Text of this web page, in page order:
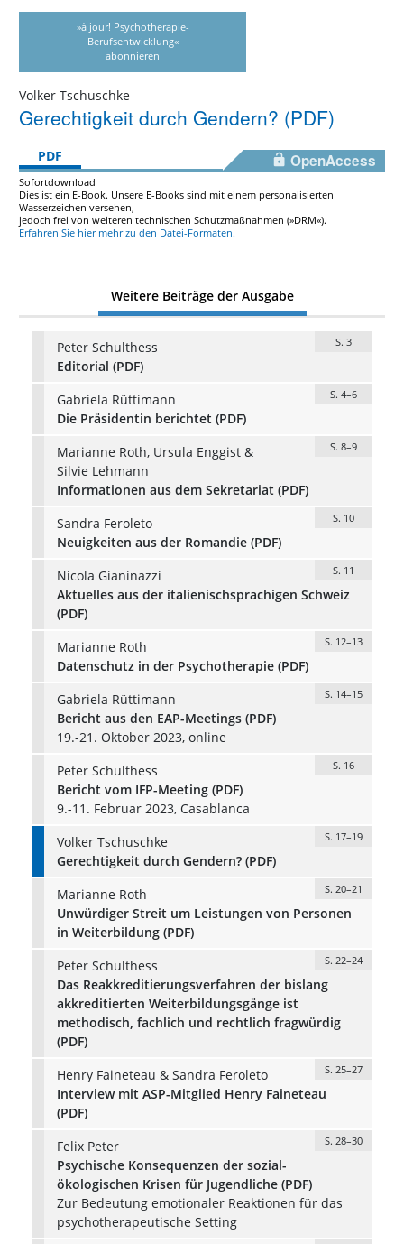
»à jour! Psychotherapie-
Berufsentwicklung«
abonnieren
Volker Tschuschke
Gerechtigkeit durch Gendern? (PDF)
PDF OpenAccess
Sofortdownload
Dies ist ein E-Book. Unsere E-Books sind mit einem personalisierten
Wasserzeichen versehen,
jedoch frei von weiteren technischen Schutzmaßnahmen (»DRM«).
Erfahren Sie hier mehr zu den Datei-Formaten.
Weitere Beiträge der Ausgabe
Peter Schulthess S. 3
Editorial (PDF)
Gabriela Rüttimann
S. 4–6
Die Präsidentin berichtet (PDF)
Marianne Roth, Ursula Enggist &
Silvie Lehmann
S. 8–9
Informationen aus dem Sekretariat (PDF)
Sandra Feroleto
S. 10
Neuigkeiten aus der Romandie (PDF)
Nicola Gianinazzi
S. 11
Aktuelles aus der italienischsprachigen Schweiz
(PDF)
Marianne Roth
S. 12–13
Datenschutz in der Psychotherapie (PDF)
Gabriela Rüttimann
S. 14–15
Bericht aus den EAP-Meetings (PDF)
19.-21. Oktober 2023, online
Peter Schulthess
S. 16
Bericht vom IFP-Meeting (PDF)
9.-11. Februar 2023, Casablanca
Volker Tschuschke
S. 17–19
Gerechtigkeit durch Gendern? (PDF)
Marianne Roth
S. 20–21
Unwürdiger Streit um Leistungen von Personen
in Weiterbildung (PDF)
Peter Schulthess
S. 22–24
Das Reakkreditierungsverfahren der bislang
akkreditierten Weiterbildungsgänge ist
methodisch, fachlich und rechtlich fragwürdig
(PDF)
Henry Faineteau & Sandra Feroleto
S. 25–27
Interview mit ASP-Mitglied Henry Faineteau
(PDF)
Felix Peter
S. 28–30
Psychische Konsequenzen der sozial-
ökologischen Krisen für Jugendliche (PDF)
Zur Bedeutung emotionaler Reaktionen für das
psychotherapeutische Setting